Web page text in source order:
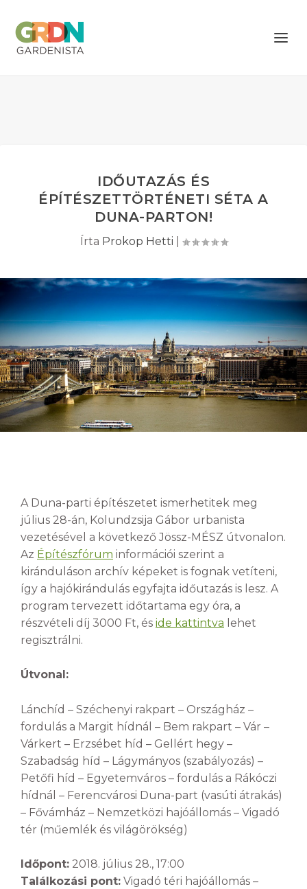
IDŐUTAZÁS ÉS
ÉPÍTÉSZETTÖRTÉNETI SÉTA A
DUNA-PARTON!
Írta Prokop Hetti
A Duna-parti építészetet ismerhetitek meg
július 28-án, Kolundzsija Gábor urbanista
vezetésével a következő Jössz-MÉSZ útvonalon.
Az Építészfórum információi szerint a
kiránduláson archív képeket is fognak vetíteni,
így a hajókirándulás egyfajta időutazás is lesz. A
program tervezett időtartama egy óra, a
részvételi díj 3000 Ft, és ide kattintva lehet
regisztrálni.
Útvonal:
Lánchíd – Széchenyi rakpart – Országház –
fordulás a Margit hídnál – Bem rakpart – Vár –
Várkert – Erzsébet híd – Gellért hegy –
Szabadság híd – Lágymányos (szabályozás) –
Petőfi híd – Egyetemváros – fordulás a Rákóczi
hídnál – Ferencvárosi Duna-part (vasúti átrakás)
– Fővámház – Nemzetközi hajóállomás – Vigadó
tér (műemlék és világörökség)
Időpont: 2018. július 28., 17:00
Találkozási pont: Vigadó téri hajóállomás –